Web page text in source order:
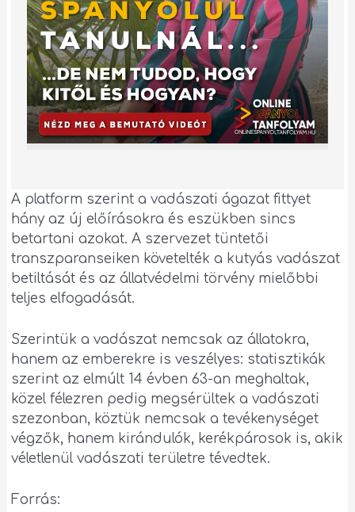
A platform szerint a vadászati ágazat fittyet
hány az új előírásokra és eszükben sincs
betartani azokat. A szervezet tüntetői
transzparanseiken követelték a kutyás vadászat
betiltását és az állatvédelmi törvény mielőbbi
teljes elfogadását.
Szerintük a vadászat nemcsak az állatokra,
hanem az emberekre is veszélyes: statisztikák
szerint az elmúlt 14 évben 63-an meghaltak,
közel félezren pedig megsérültek a vadászati
szezonban, köztük nemcsak a tevékenységet
végzők, hanem kirándulók, kerékpárosok is, akik
véletlenül vadászati területre tévedtek.
Forrás: